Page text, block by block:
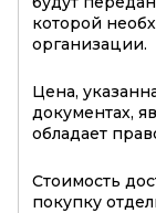
которой
организации.
Цена,
документах,
обладает
Стоимость
покупку